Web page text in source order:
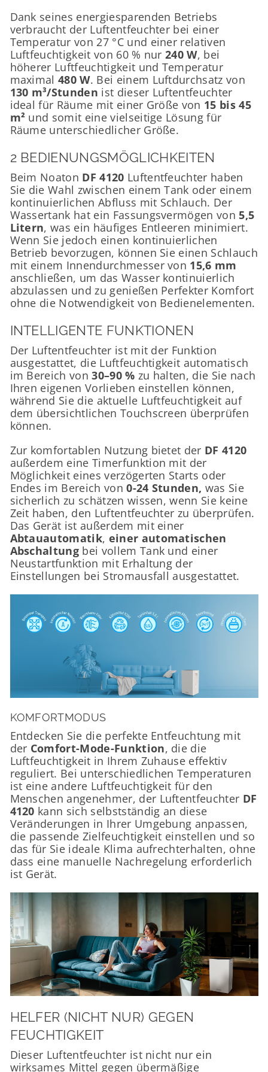
Dank seines energiesparenden Betriebs
verbraucht der Luftentfeuchter bei einer
Temperatur von 27 °C und einer relativen
Luftfeuchtigkeit von 60 % nur240 W, bei
höherer Luftfeuchtigkeit und Temperatur
maximal480 W. Bei einem Luftdurchsatz von
130 m³/Stunden ist dieser Luftentfeuchter
ideal für Räume mit einer Größe von 15 bis 45
m² und somit eine vielseitige Lösung für
Räume unterschiedlicher Größe.
2 BEDIENUNGSMÖGLICHKEITEN
Beim Noaton DF 4120 Luftentfeuchter haben
Sie die Wahl zwischen einem Tank oder einem
kontinuierlichen Abfluss mit Schlauch. Der
Wassertank hat ein Fassungsvermögen von5,5
Litern, was ein häufiges Entleeren minimiert.
Wenn Sie jedoch einen kontinuierlichen
Betrieb bevorzugen, können Sie einen Schlauch
mit einem Innendurchmesser von 15,6 mm
anschließen, um das Wasser kontinuierlich
abzulassen und zu genießen Perfekter Komfort
ohne die Notwendigkeit von Bedienelementen.
INTELLIGENTE FUNKTIONEN
Der Luftentfeuchter ist mit der Funktion
ausgestattet, die Luftfeuchtigkeit automatisch
im Bereich von30–90 % zu halten, die Sie nach
Ihren eigenen Vorlieben einstellen können,
während Sie die aktuelle Luftfeuchtigkeit auf
dem übersichtlichen Touchscreen überprüfen
können.
Zur komfortablen Nutzung bietet der DF 4120
außerdem eine Timerfunktion mit der
Möglichkeit eines verzögerten Starts oder
Endes im Bereich von0-24 Stunden, was Sie
sicherlich zu schätzen wissen, wenn Sie keine
Zeit haben, den Luftentfeuchter zu überprüfen.
Das Gerät ist außerdem mit einer
Abtauautomatik, einer automatischen
Abschaltung bei vollem Tank und einer
Neustartfunktion mit Erhaltung der
Einstellungen bei Stromausfall ausgestattet.
KOMFORTMODUS
Entdecken Sie die perfekte Entfeuchtung mit
der Comfort-Mode-Funktion, die die
Luftfeuchtigkeit in Ihrem Zuhause effektiv
reguliert. Bei unterschiedlichen Temperaturen
ist eine andere Luftfeuchtigkeit für den
Menschen angenehmer, der Luftentfeuchter DF
4120 kann sich selbstständig an diese
Veränderungen in Ihrer Umgebung anpassen,
die passende Zielfeuchtigkeit einstellen und so
das für Sie ideale Klima aufrechterhalten, ohne
dass eine manuelle Nachregelung erforderlich
ist Gerät.
HELFER (NICHT NUR) GEGEN
FEUCHTIGKEIT
Dieser Luftentfeuchter ist nicht nur ein
wirksames Mittel gegen übermäßige